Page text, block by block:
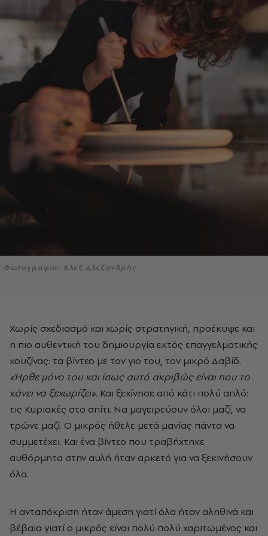
Φωτογραφία: Άλεξ Αλεξανδρής
Χωρίς σχεδιασμό και χωρίς στρατηγική, προέκυψε και
η πιο αυθεντική του δημιουργία εκτός επαγγελματικής
κουζίνας: τα βίντεο με τον γιο του, τον μικρό Δαβίδ.
«Ήρθε μόνο του και ίσως αυτό ακριβώς είναι που το
κάνει να ξεχωρίζει». Και ξεκίνησε από κάτι πολύ απλό:
τις Κυριακές στο σπίτι. Να μαγειρεύουν όλοι μαζί, να
τρώνε μαζί. Ο μικρός ήθελε μετά μανίας πάντα να
συμμετέχει. Και ένα βίντεο που τραβήχτηκε
αυθόρμητα στην αυλή ήταν αρκετό για να ξεκινήσουν
όλα.
Η ανταπόκριση ήταν άμεση γιατί όλα ήταν αληθινά και
βέβαια γιατί ο μικρός είναι πολύ πολύ χαριτωμένος και